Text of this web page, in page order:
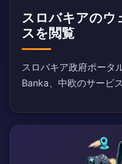
スロバキアのウ
スを閲覧
スロバキア政府ポータ
Banka、中欧のサービ